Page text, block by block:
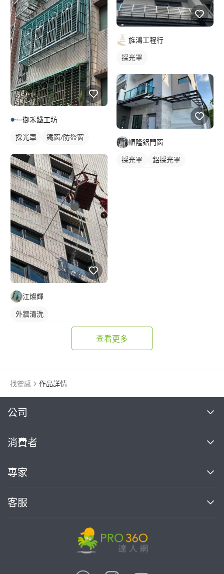
御禾鐵工坊
採光罩 鐵窗/防盜窗
江燦輝
外牆清洗
大樓玻璃/外牆清潔
旌鴻工程行
採光罩
順隆鋁門窗
採光罩
鋁採光罩
查看更多
找靈感 作品詳情
公司
關於我們
部落格
加入我們
消費者
買服務
熱門服務
專家
案件中心
客服
繼續完成